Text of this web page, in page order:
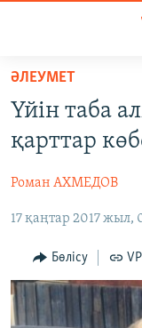
Skip
main
content
to
Navigation
Search
ЖАҢАЛЫҚТАР
AZATTYQTV
ҚАҢТАР ОҚИҒАСЫ
АДАМ
ӘЛЕУМЕТ
ӘЛЕМ
АРНАЙЫ
ӘЛЕУМЕТ
Үйін таба
қарттар
Роман АХМЕДОВ
17 қаңтар 2017 жыл,
Бөлісу